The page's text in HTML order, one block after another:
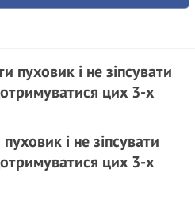
і не зіпсувати
цих 3-х